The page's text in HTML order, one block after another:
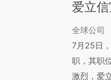
爱立
全球公司
7月25日
职，其职
激烈，爱